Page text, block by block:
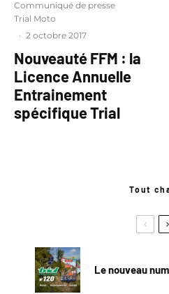
Communiqué de presse
Trial Moto
· 2 octobre 2017
Nouveauté FFM : la
Licence Annuelle
Entrainement
spécifique Trial
Tout
Le nouveau